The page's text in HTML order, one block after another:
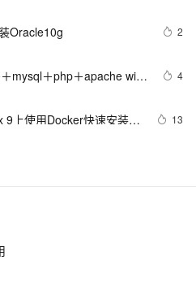
Oracle10g 2
mysql＋php＋apache with
4
上使用Docker快速安装并
13
（RedHat软件包管理